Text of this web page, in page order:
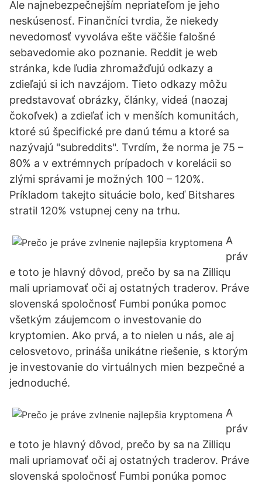
Ale najnebezpečnejším nepriateľom je jeho
neskúsenosť. Finančníci tvrdia, že niekedy
nevedomosť vyvoláva ešte väčšie falošné
sebavedomie ako poznanie. Reddit je web
stránka, kde ľudia zhromažďujú odkazy a
zdieľajú si ich navzájom. Tieto odkazy môžu
predstavovať obrázky, články, videá (naozaj
čokoľvek) a zdieľať ich v menších komunitách,
ktoré sú špecifické pre danú tému a ktoré sa
nazývajú "subreddits". Tvrdím, že norma je 75 –
80% a v extrémnych prípadoch v korelácii so
zlými správami je možných 100 – 120%.
Príkladom takejto situácie bolo, keď Bitshares
stratil 120% vstupnej ceny na trhu.
A
práv
e toto je hlavný dôvod, prečo by sa na Zilliqu
mali upriamovať oči aj ostatných traderov. Práve
slovenská spoločnosť Fumbi ponúka pomoc
všetkým záujemcom o investovanie do
kryptomien. Ako prvá, a to nielen u nás, ale aj
celosvetovo, prináša unikátne riešenie, s ktorým
je investovanie do virtuálnych mien bezpečné a
jednoduché.
A
práv
e toto je hlavný dôvod, prečo by sa na Zilliqu
mali upriamovať oči aj ostatných traderov. Práve
slovenská spoločnosť Fumbi ponúka pomoc